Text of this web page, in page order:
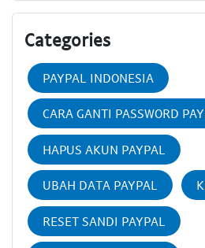
Categories
PAYPAL INDONESIA
CARA GANTI PASSWORD
HAPUS AKUN PAYPAL
UBAH DATA PAYPAL
RESET SANDI PAYPAL